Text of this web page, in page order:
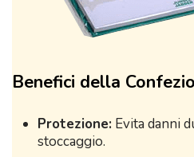
Benefici della
Protezione: Evita danni
stoccaggio.